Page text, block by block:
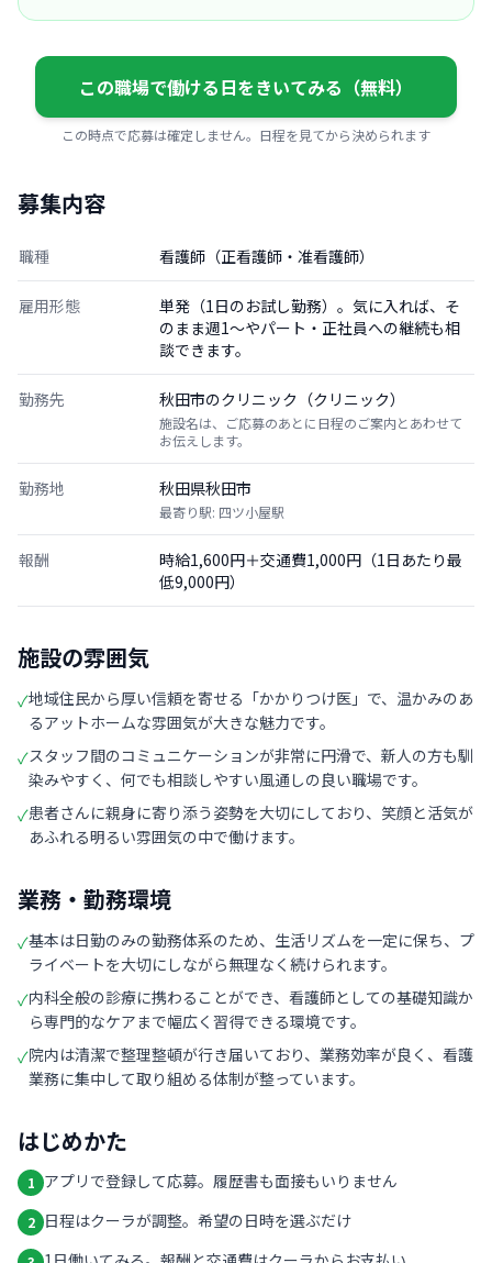
この職場で働ける日をきいてみる（無料）
この時点で応募は確定しません。日程を見てから決められます
募集内容
職種 看護師（正看護師・准看護師）
雇用形態
単発（1日のお試し勤務）。気に入れば、そ
のまま週1〜やパート・正社員への継続も相
談できます。
勤務先 秋田市のクリニック（クリニック）
施設名は、ご応募のあとに日程のご案内とあわせて
お伝えします。
勤務地 秋田県秋田市
最寄り駅: 四ツ小屋駅
報酬
時給1,600円＋交通費1,000円（1日あたり最
低9,000円）
施設の雰囲気
✓地域住民から厚い信頼を寄せる「かかりつけ医」で、温かみのあ
るアットホームな雰囲気が大きな魅力です。
✓スタッフ間のコミュニケーションが非常に円滑で、新人の方も馴
染みやすく、何でも相談しやすい風通しの良い職場です。
✓患者さんに親身に寄り添う姿勢を大切にしており、笑顔と活気が
あふれる明るい雰囲気の中で働けます。
業務・勤務環境
✓基本は日勤のみの勤務体系のため、生活リズムを一定に保ち、プ
ライベートを大切にしながら無理なく続けられます。
✓内科全般の診療に携わることができ、看護師としての基礎知識か
ら専門的なケアまで幅広く習得できる環境です。
✓院内は清潔で整理整頓が行き届いており、業務効率が良く、看護
業務に集中して取り組める体制が整っています。
はじめかた
1 アプリで登録して応募。履歴書も面接もいりません
2 日程はクーラが調整。希望の日時を選ぶだけ